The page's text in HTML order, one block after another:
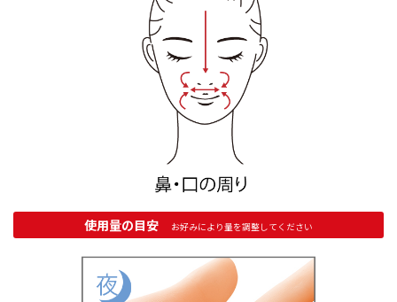
クーポン＆ポイント
定期便
使用量の目安 お好みにより量を調整してください